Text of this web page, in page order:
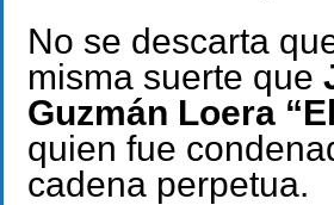
No se descarta
misma suerte que
Guzmán Loera
quien fue
cadena perpetua.